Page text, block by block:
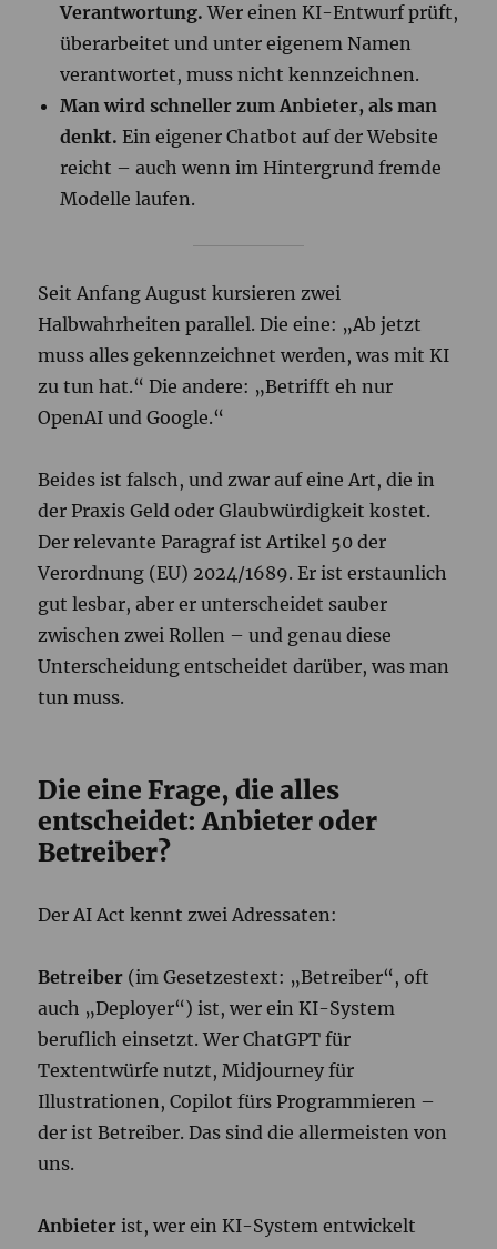
Verantwortung. Wer einen KI-Entwurf prüft,
überarbeitet und unter eigenem Namen
verantwortet, muss nicht kennzeichnen.
Man wird schneller zum Anbieter, als man
denkt. Ein eigener Chatbot auf der Website
reicht – auch wenn im Hintergrund fremde
Modelle laufen.
Seit Anfang August kursieren zwei
Halbwahrheiten parallel. Die eine: „Ab jetzt
muss alles gekennzeichnet werden, was mit KI
zu tun hat.“ Die andere: „Betrifft eh nur
OpenAI und Google.“
Beides ist falsch, und zwar auf eine Art, die in
der Praxis Geld oder Glaubwürdigkeit kostet.
Der relevante Paragraf ist Artikel 50 der
Verordnung (EU) 2024/1689. Er ist erstaunlich
gut lesbar, aber er unterscheidet sauber
zwischen zwei Rollen – und genau diese
Unterscheidung entscheidet darüber, was man
tun muss.
Die eine Frage, die alles
entscheidet: Anbieter oder
Betreiber?
Der AI Act kennt zwei Adressaten:
Betreiber (im Gesetzestext: „Betreiber“, oft
auch „Deployer“) ist, wer ein KI-System
beruflich einsetzt. Wer ChatGPT für
Textentwürfe nutzt, Midjourney für
Illustrationen, Copilot fürs Programmieren –
der ist Betreiber. Das sind die allermeisten von
uns.
Anbieter ist, wer ein KI-System entwickelt